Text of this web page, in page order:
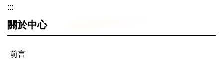
:::
關於中心
前言